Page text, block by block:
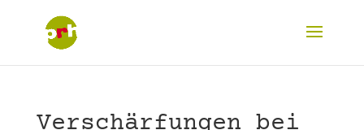
Verschärfungen bei